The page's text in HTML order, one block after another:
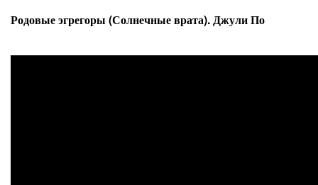
Родовые эгрегоры (Солнечные врата). Джули По